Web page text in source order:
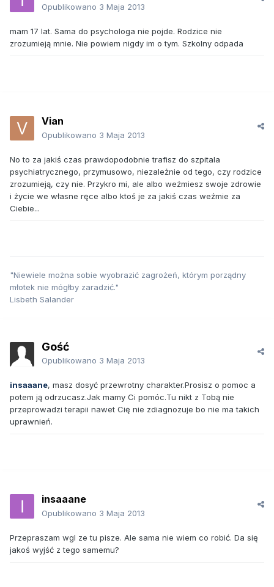
Opublikowano 3 Maja 2013
mam 17 lat. Sama do psychologa nie pojde. Rodzice nie
zrozumieją mnie. Nie powiem nigdy im o tym. Szkolny odpada
Vian
Opublikowano 3 Maja 2013
No to za jakiś czas prawdopodobnie trafisz do szpitala
psychiatrycznego, przymusowo, niezależnie od tego, czy rodzice
zrozumieją, czy nie. Przykro mi, ale albo weźmiesz swoje zdrowie
i życie we własne ręce albo ktoś je za jakiś czas weźmie za
Ciebie...
"Niewiele można sobie wyobrazić zagrożeń, którym porządny
młotek nie mógłby zaradzić."
Lisbeth Salander
Gość
Opublikowano 3 Maja 2013
insaaane, masz dosyć przewrotny charakter.Prosisz o pomoc a
potem ją odrzucasz.Jak mamy Ci pomóc.Tu nikt z Tobą nie
przeprowadzi terapii nawet Cię nie zdiagnozuje bo nie ma takich
uprawnień.
insaaane
Opublikowano 3 Maja 2013
Przepraszam wgl ze tu pisze. Ale sama nie wiem co robić. Da się
jakoś wyjść z tego samemu?